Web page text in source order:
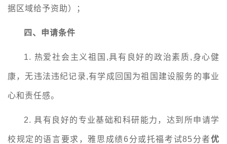
据区域给予资助）；
四、申请条件
1. 热爱社会主义祖国,具有良好的政治素质,身心健
康，无违法违纪记录,有学成回国为祖国建设服务的事业
心和责任感。
2.具有良好的专业基础和科研能力，达到所申请学
校规定的语言要求，雅思成绩6分或托福考试85分者优